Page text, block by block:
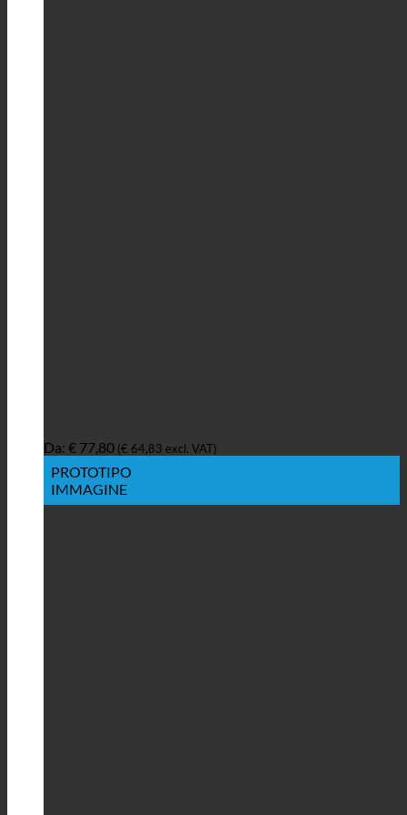
Da: € 77,80 (€ 64,83 excl. VAT)
PROTOTIPO
IMMAGINE